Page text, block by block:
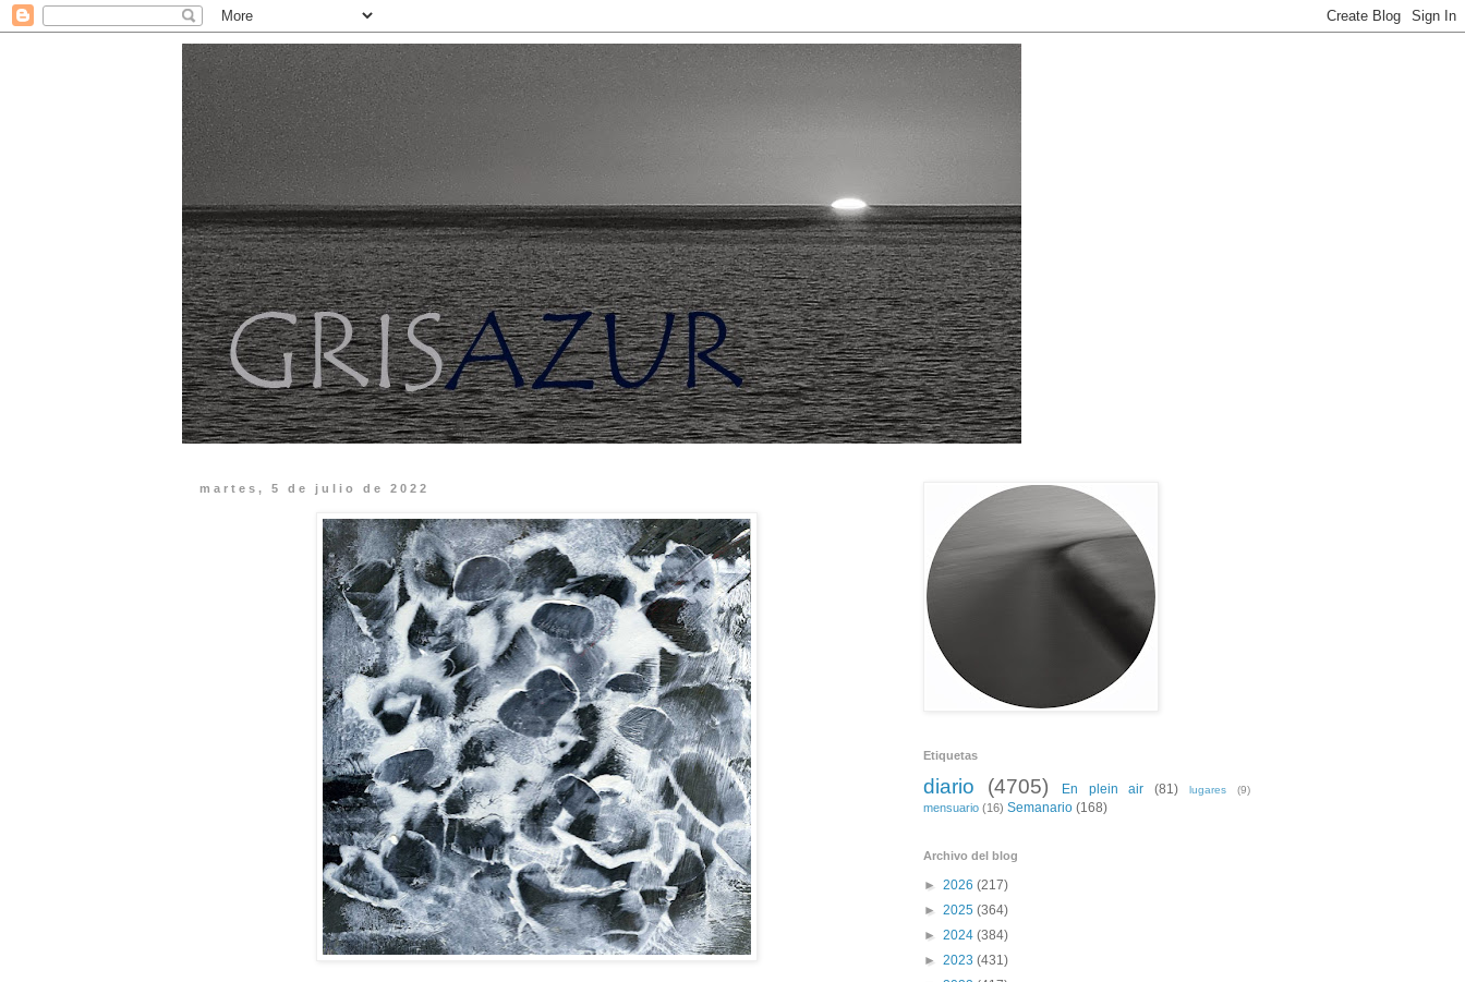
martes, 5 de julio de 2022
Etiquetas
diario (4705) En plein air (81) lugares (9)
mensuario (16) Semanario (168)
Archivo del blog
► 2026 (217)
► 2025 (364)
► 2024 (384)
► 2023 (431)